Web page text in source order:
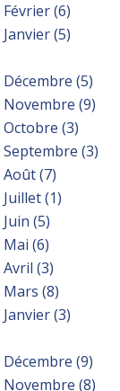
Février(6)
Janvier(5)
Décembre (5)
Novembre (9)
Octobre (3)
Septembre (3)
Août(7)
Juillet(1)
Juin (5)
Mai (6)
Avril (3)
Mars (8)
Janvier(3)
Décembre (9)
Novembre (8)